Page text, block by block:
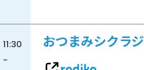
11:30
-
おつまみシクラ